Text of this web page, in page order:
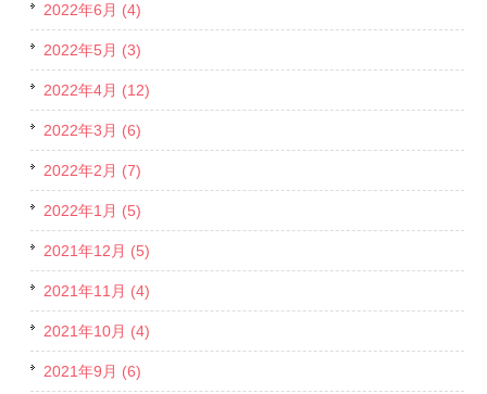
2022年6月 (4)
2022年5月 (3)
2022年4月 (12)
2022年3月 (6)
2022年2月 (7)
2022年1月 (5)
2021年12月 (5)
2021年11月 (4)
2021年10月 (4)
2021年9月 (6)